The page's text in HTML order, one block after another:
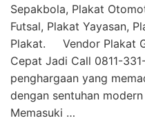
Sepakbola, Plakat
Futsal, Plakat Yayasan,
Plakat. Vendor Plakat
Cepat Jadi Call 0811-
penghargaan yang
dengan sentuhan
Memasuki …